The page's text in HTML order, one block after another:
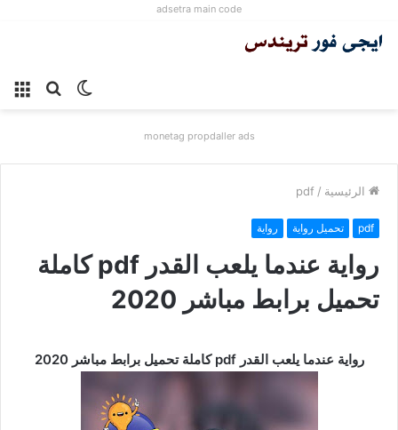
adsetra main code
بحث الوضع
monetag propdaller ads
الرئيسية /
pdf
pdf تحميل رواية رواية
رواية عندما يلعب القدر pdf كاملة
تحميل برابط مباشر 2020
رواية عندما يلعب القدر pdf كاملة تحميل برابط مباشر 2020